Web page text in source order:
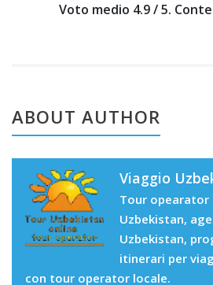
Voto medio 4.9/ 5.
ABOUT AUTHOR
Viaggio
Tour opearator
Uzbekistan,
Uzbekistan,
itinerari per
con tour operator locale.